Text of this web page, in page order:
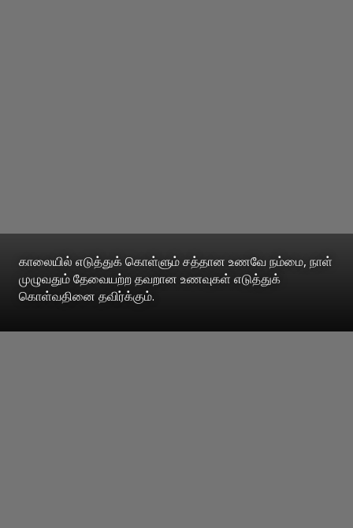
காலையில் எடுத்துக் கொள்ளும் சத்தான உணவே நம்மை, நாள்
முழுவதும் தேவையற்ற தவறான உணவுகள் எடுத்துக்
கொள்வதினை தவிர்க்கும்.